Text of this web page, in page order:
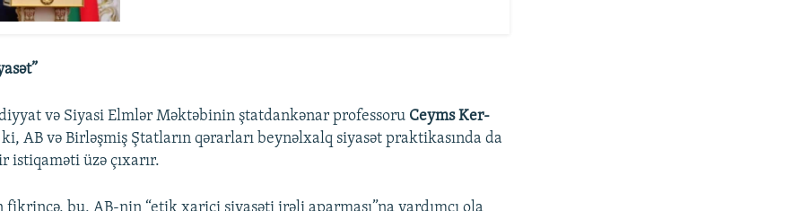
və Siyasi Elmlər Məktəbinin ştatdankənar professoru Ceyms Ker-
AB və Birləşmiş Ştatların qərarları beynəlxalq siyasət praktikasında da
istiqaməti üzə çıxarır.
fikrincə, bu, AB-nin “etik xarici siyasəti irəli aparması”na yardımçı ola